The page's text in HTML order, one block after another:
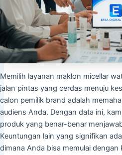
Memilih layanan maklon micellar
jalan pintas yang cerdas menuju
calon pemilik brand adalah
audiens Anda. Dengan data ini,
produk yang benar-benar
Keuntungan lain yang signifikan
dimana Anda bisa memulai dengan